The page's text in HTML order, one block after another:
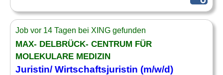
Job vor 14 Tagen bei XING gefunden
MAX- DELBRÜCK- CENTRUM FÜR
MOLEKULARE MEDIZIN
Juristin/ Wirtschaftsjuristin (m/w/d)